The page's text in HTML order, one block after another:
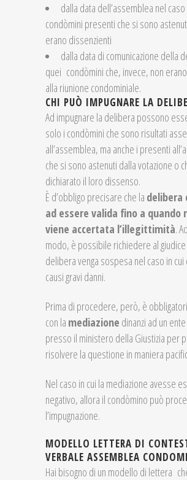
dalla data dell’assemblea nel
condòmini presenti che si sono
erano dissenzienti
dalla data di comunicazione della
quei condòmini che, invece, non
alla riunione condominiale.
CHI PUÒ IMPUGNARE LA
Ad impugnare la delibera possono
solo i condòmini che sono risultati
all’assemblea, ma anche i presenti
che si sono astenuti dalla votazione o
dichiarato il loro dissenso.
È d’obbligo precisare che la delibera
ad essere valida fino a quando
viene accertata l’illegittimità.
modo, è possibile richiedere al giudice
delibera venga sospesa nel caso in cui
causi gravi danni.
Prima di procedere, però, è
con la mediazione dinanzi ad un
presso il ministero della Giustizia per
risolvere la questione in maniera
Nel caso in cui la mediazione avesse
negativo, allora il condòmino può
l’impugnazione.
MODELLO LETTERA DI
VERBALE ASSEMBLEA
Hai bisogno di un modello di lettera